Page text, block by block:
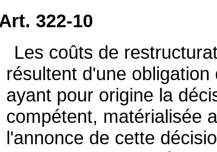
322-10
Les coûts de
résultent d'une
ayant pour origine la
compétent, matérialisée
l'annonce de cette